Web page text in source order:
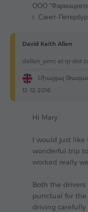
ООО
г. Санкт-
David Keith Allen
dallen_pmc at qr dot
Միացյալ
12-12-2016
Hi Mary
I would just like
wonderful trip
worked really
Both the drivers
punctual for the
driving carefully